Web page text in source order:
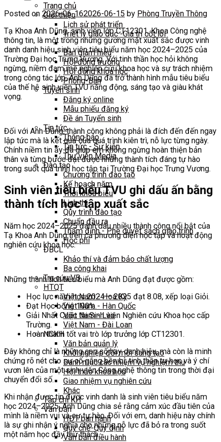
Trang chủ
Giới thiệu
Lịch sử phát triển
Triết lý giáo dục -Giá trị cốt lõi
Ban giám hiệu
Hội đồng trường
Hội đồng khoa học
Phòng-Ban
Tuyển sinh
Đăng ký online
Mẫu phiếu đăng ký
Đề án Tuyển sinh
Tin tức
Thông báo
Tin tức - Sự kiện
Thư viện Media
Đào tạo
Chương trình đào tạo
Kế hoạch năm
Thời khóa biểu
Lịch thi
Quy trình đào tạo
Chuẩn đầu ra
Thẩm định - Phê duyệt sách giáo trình
Học phí
ĐBCL
Khảo thí và đảm bảo chất lượng
Ba công khai
Tra cứu VB
HTQT
Việt Nam - Hoa Kỳ
Việt Nam - Hàn Quốc
Việt Nam - Lào
Việt Nam - Đài Loan
NCKH
Văn bản quản lý
Khởi nghiệp đổi mới sáng tạo
Danh mục các nhiệm vụ nghiệm thu
Hội thảo khoa học
Giao nhiệm vụ nghiên cứu
Khác
Tạp chí KH
Văn bản
HĐT ban hành
Quy chế-Quy định
Văn bản điều hành
Posted on 2026-06-162026-06-15 by Phòng Truyền Thông
Tạ Khoa Anh Dũng, sinh viên lớp CT12301, Khoa Công nghệ
thông tin, là một trong những gương mặt xuất sắc được vinh
danh danh hiệu sinh viên tiêu biểu năm học 2024–2025 của
Trường Đại học Trưng Vương. Với tinh thần học hỏi không
ngừng, niềm đam mê nghiên cứu khoa học và sự trách nhiệm
trong công tác lớp, Anh Dũng đã trở thành hình mẫu tiêu biểu
của thế hệ sinh viên TVU năng động, sáng tạo và giàu khát
vọng.
Đối với Anh Dũng, thành công không phải là đích đến đến ngay
lập tức mà là kết quả của quá trình kiên trì, nỗ lực từng ngày.
Chính niềm tin ấy đã giúp em không ngừng hoàn thiện bản
thân và từng bước đạt được những thành tích đáng tự hào
trong suốt quá trình học tập tại Trường Đại học Trưng Vương.
Sinh viên tiêu biểu TVU ghi dấu ấn bằng
thành tích học tập xuất sắc
Năm học 2024–2025 đánh dấu nhiều thành công nổi bật của
Tạ Khoa Anh Dũng trên cả phương diện học tập và hoạt động
nghiên cứu khoa học.
Những thành tích tiêu biểu mà Anh Dũng đạt được gồm:
Học lực năm học 2024 – 2025 đạt 8.08, xếp loại Giỏi.
Đạt Học bổng 100%.
Giải Nhất Cuộc thi Sinh viên Nghiên cứu Khoa học cấp
Trường.
Hoàn thành tốt vai trò lớp trưởng lớp CT12301.
Đây không chỉ là những con số hay danh hiệu, mà còn là minh
chứng rõ nét cho sự cố gắng bền bỉ, tinh thần tự học và ý chí
vươn lên của một sinh viên Công nghệ thông tin trong thời đại
chuyển đổi số.
Khi nhận được tin được vinh danh là sinh viên tiêu biểu năm
học 2024–2025, Anh Dũng chia sẻ rằng cảm xúc đầu tiên của
mình là niềm vui và sự tự hào. Đối với em, danh hiệu này chính
là sự ghi nhận ý nghĩa cho những nỗ lực đã bỏ ra trong suốt
một năm học đầy thử thách.